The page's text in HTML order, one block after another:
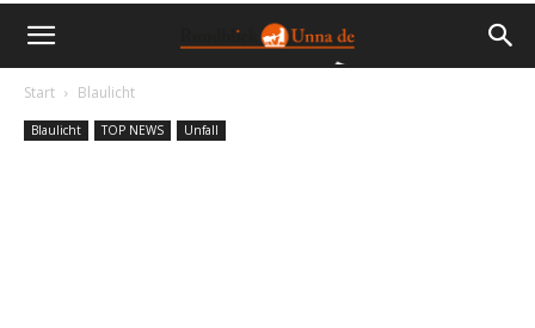
Start Blaulicht
Blaulicht TOP NEWS Unfall